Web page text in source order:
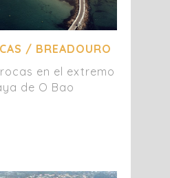
/ BREADOURO
en el extremo
de O Bao